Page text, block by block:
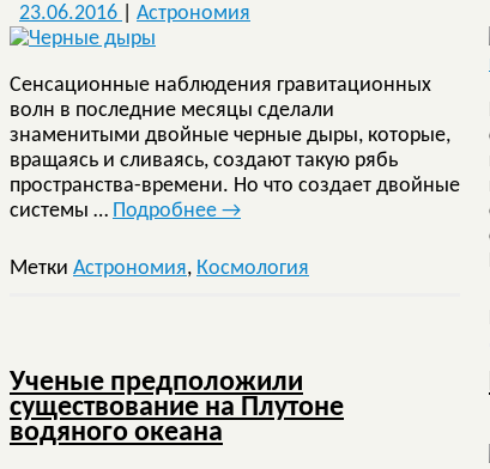
23.06.2016 Астрономия
Сенсационные наблюдения гравитационных
волн в последние месяцы сделали
знаменитыми двойные черные дыры, которые,
вращаясь и сливаясь, создают такую рябь
пространства-времени. Но что создает двойные
системы … Подробнее →
Метки Астрономия, Космология
Ученые предположили
существование на Плутоне
водяного океана